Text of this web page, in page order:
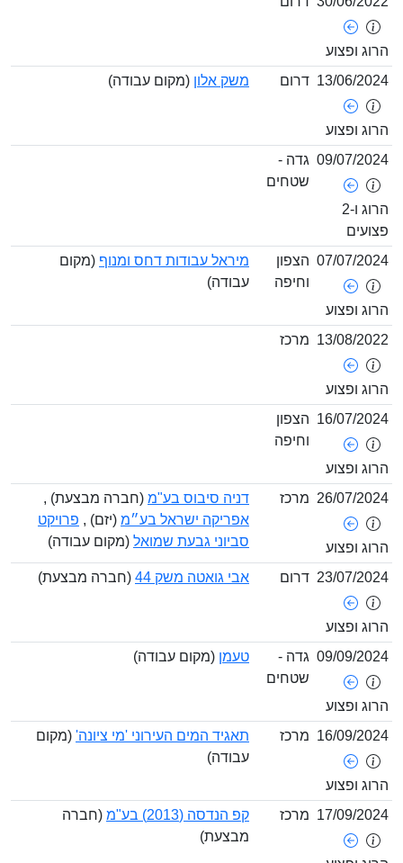
ופצוע
13/06/
ופצוע
דרום משק אלון(מקום עבודה)
09/07/
הרוג ו-2
גדה -
שטחים
07/07/
ופצוע
הצפון
וחיפה
מיראל עבודות דחס ומנוף(מקום
עבודה)
13/08/
ופצוע
מרכז
16/07/
ופצוע
הצפון
וחיפה
26/07/
ופצוע
מרכז דניה סיבוס בע"מ(חברה מבצעת) ,
אפריקה ישראל בע״מ(יזם) ,פרויקט
סביוני גבעת שמואל(מקום עבודה)
23/07/
ופצוע
דרום אבי גואטה משק 44 (חברה מבצעת)
09/09/
ופצוע
גדה -
שטחים
טעמן(מקום עבודה)
16/09/
ופצוע
מרכז תאגיד המים העירוני 'מי ציונה'(מקום
עבודה)
17/09/ מרכז קפ הנדסה (2013) בע"מ
(חברה
מבצעת)